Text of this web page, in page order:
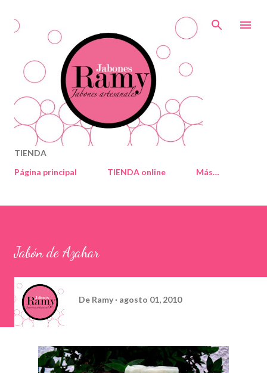
TIENDA
Página principal
TIENDA online Más…
Jabón de Azahar
De Ramy agosto 01, 2010